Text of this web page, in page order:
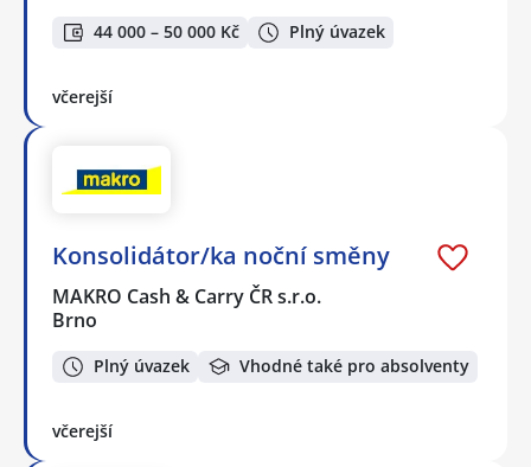
44 000 – 50 000 Kč Plný úvazek
včerejší
Konsolidátor/ka noční směny
MAKRO Cash & Carry ČR s.r.o.
Brno
Plný úvazek Vhodné také pro absolventy
včerejší